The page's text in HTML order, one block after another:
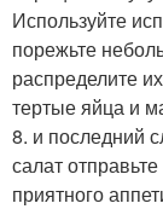
Используйте
порежьте
распределите
тертые яйца и
8. и последний
салат
приятного